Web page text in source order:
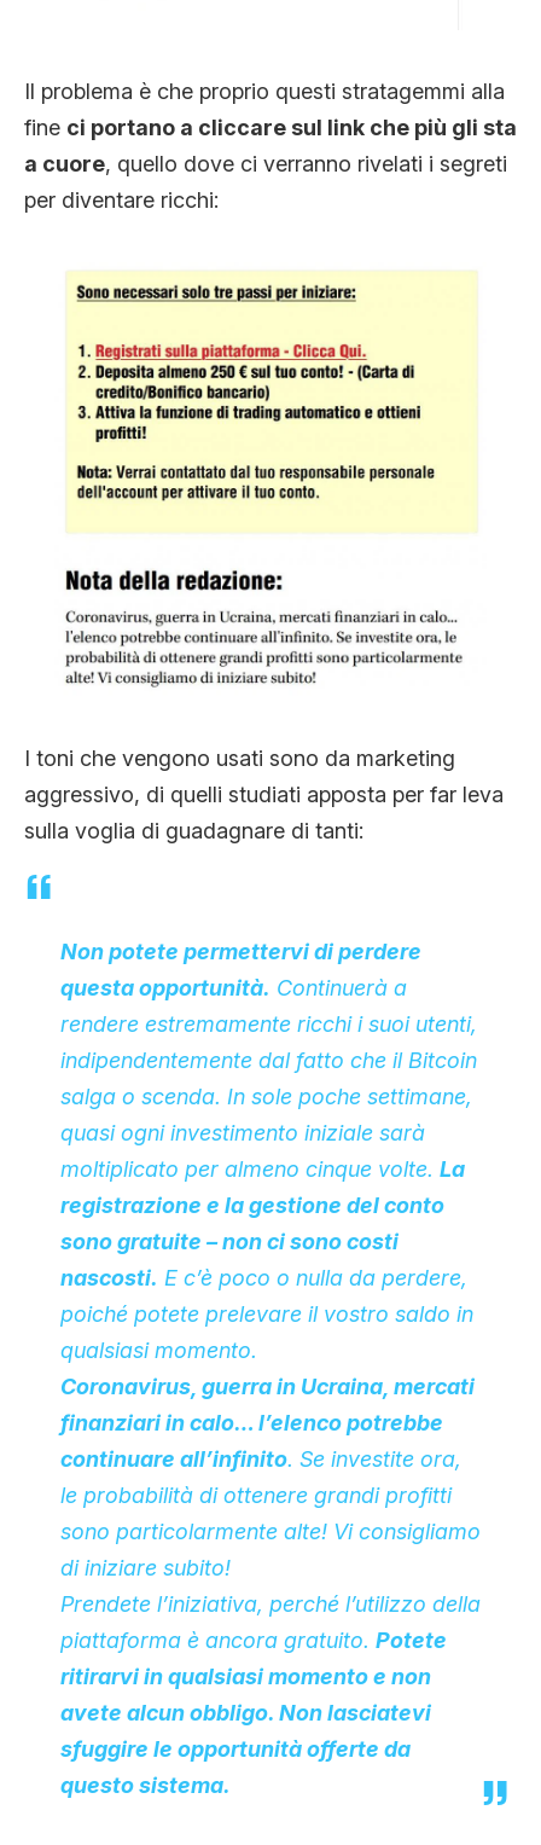
Il problema è che proprio questi stratagemmi alla
fine ci portano a cliccare sul link che più gli sta
a cuore, quello dove ci verranno rivelati i segreti
per diventare ricchi:
I toni che vengono usati sono da marketing
aggressivo, di quelli studiati apposta per far leva
sulla voglia di guadagnare di tanti:
Non potete permettervi di perdere
questa opportunità. Continuerà a
rendere estremamente ricchi i suoi utenti,
indipendentemente dal fatto che il Bitcoin
salga o scenda. In sole poche settimane,
quasi ogni investimento iniziale sarà
moltiplicato per almeno cinque volte. La
registrazione e la gestione del conto
sono gratuite – non ci sono costi
nascosti. E c’è poco o nulla da perdere,
poiché potete prelevare il vostro saldo in
qualsiasi momento.
Coronavirus, guerra in Ucraina, mercati
finanziari in calo… l’elenco potrebbe
continuare all’infinito. Se investite ora,
le probabilità di ottenere grandi profitti
sono particolarmente alte! Vi consigliamo
di iniziare subito!
Prendete l’iniziativa, perché l’utilizzo della
piattaforma è ancora gratuito. Potete
ritirarvi in qualsiasi momento e non
avete alcun obbligo. Non lasciatevi
sfuggire le opportunità offerte da
questo sistema.